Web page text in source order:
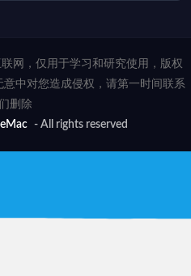
网，仅用于学习和研究使用，版权
中对您造成侵权，请第一时间联系
删除
- All rights reserved